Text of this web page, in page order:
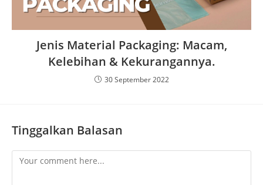
Jenis Material Packaging: Macam,
Kelebihan & Kekurangannya.
30 September 2022
Tinggalkan Balasan